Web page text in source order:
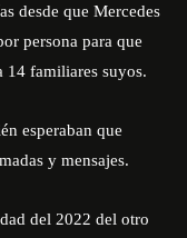
desde que Mercedes
persona para que
14 familiares suyos.
esperaban que
y mensajes.
del 2022 del otro